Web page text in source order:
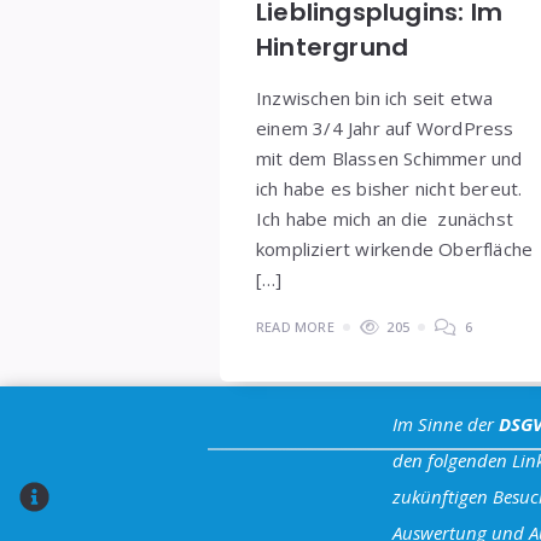
Lieblingsplugins: Im
Hintergrund
Inzwischen bin ich seit etwa
einem 3/4 Jahr auf WordPress
mit dem Blassen Schimmer und
ich habe es bisher nicht bereut.
Ich habe mich an die zunächst
kompliziert wirkende Oberfläche
[…]
READ MORE 205 6
Im Sinne der
den folgenden
zukünftigen
Auswertung und